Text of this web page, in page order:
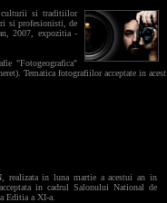
culturii si traditiilor
si profesionisti, de
2007, expozitia -
"Fotogeografica"
Tematica fotografiilor acceptate in acest
, realizata in luna martie a acestui an in
in cadrul Salonului National de
Editia a XI-a.